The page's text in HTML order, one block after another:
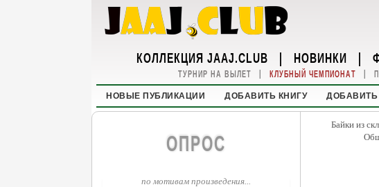
КОЛЛЕКЦИЯ JAAJ.CLUB | НОВИНКИ |
ТУРНИР НА ВЫЛЕТ | КЛУБНЫЙ ЧЕМПИОНАТ |
НОВЫЕ ПУБЛИКАЦИИ ДОБАВИТЬ КНИГУ
ОПРОС
по мотивам произведения...
Байки из